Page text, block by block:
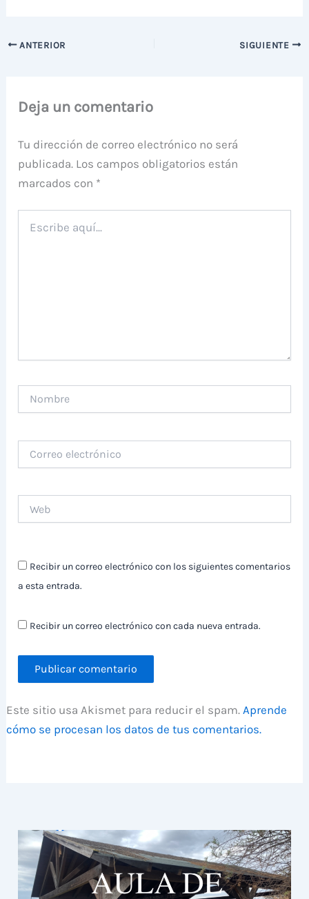
ANTERIOR SIGUIENTE
Deja un comentario
Tu dirección de correo electrónico no será
publicada. Los campos obligatorios están
marcados con *
aquí...
electrónico
Recibir un correo electrónico con los siguientes comentarios
a esta entrada.
Recibir un correo electrónico con cada nueva entrada.
Este sitio usa Akismet para reducir el spam.Aprende
cómo se procesan los datos de tus comentarios.